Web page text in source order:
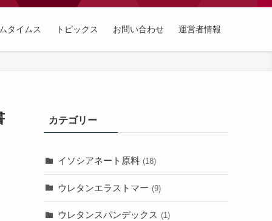
タイムス トピックス お問い合わせ 運営者情報
カテゴリー
イソシアネート原料 (18)
ウレタンエラストマー (9)
ウレタンスパンデックス (1)